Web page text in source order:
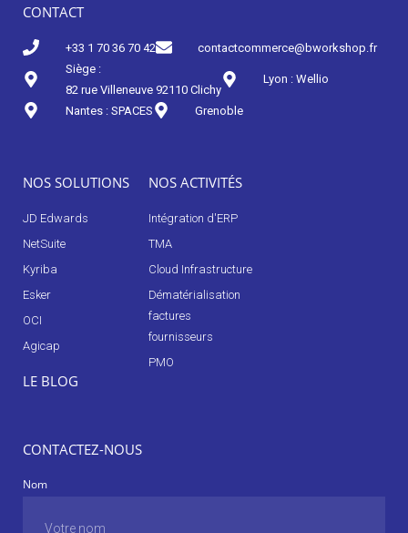
Nos actualités
CONTACT
+33 1 70 36 70 42
contactcommerce@bworkshop.fr
Siège :
82 rue Villeneuve 92110 Clichy
Lyon : Wellio
Nantes : SPACES Grenoble
NOS SOLUTIONS
JD Edwards
NetSuite
Kyriba
Esker
OCI
Agicap
LE BLOG
NOS ACTIVITÉS
Intégration d'ERP
TMA
Cloud Infrastructure
Dématérialisation
factures
fournisseurs
PMO
CONTACTEZ-NOUS
Nom